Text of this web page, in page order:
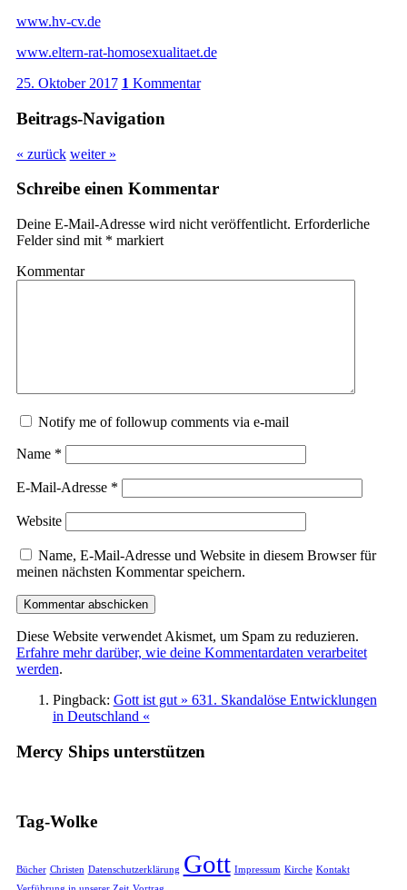
www.hv-cv.de
www.eltern-rat-homosexualitaet.de
25. Oktober 2017 1 Kommentar
Beitrags-Navigation
« zurück weiter »
Schreibe einen Kommentar
Deine E-Mail-Adresse wird nicht veröffentlicht. Erforderliche
Felder sind mit * markiert
Kommentar
Notify me of followup comments via e-mail
Name *
E-Mail-Adresse *
Website
Name, E-Mail-Adresse und Website in diesem Browser für
meinen nächsten Kommentar speichern.
Diese Website verwendet Akismet, um Spam zu reduzieren.
Erfahre mehr darüber, wie deine Kommentardaten verarbeitet
werden.
Pingback: Gott ist gut » 631. Skandalöse Entwicklungen
in Deutschland «
Mercy Ships unterstützen
Tag-Wolke
Bücher Christen Datenschutzerklärung Gott Impressum Kirche Kontakt